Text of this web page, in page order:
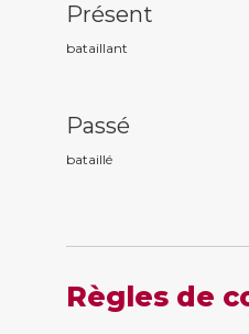
Présent
bataillant
Passé
bataillé
Règles de